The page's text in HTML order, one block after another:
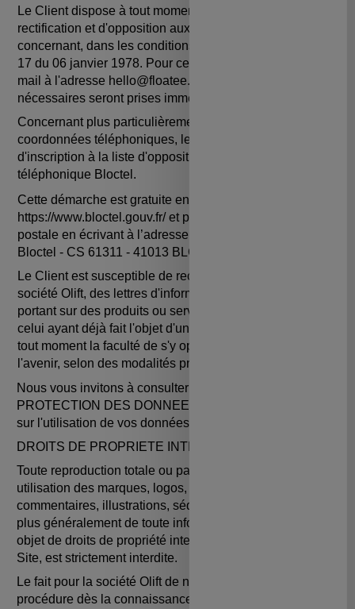
Le Client dispose à tout moment d'un droit d'accès, de
rectification et d'opposition aux données personnelles le
concernant, dans les conditions prévues par la loi n°78-
17 du 06 janvier 1978. Pour cela, il lui suffit d'envoyer un
mail à l'adresse hello@floatee.co et les dispositions
nécessaires seront prises immédiatement.
Concernant plus particulièrement le recueil des
coordonnées téléphoniques, le Client dispose d’un droit
d'inscription à la liste d'opposition au démarchage
téléphonique Bloctel.
Cette démarche est gratuite en ligne sur le site Internet
https://www.bloctel.gouv.fr/ et peut s’effectuer par voie
postale en écrivant à l’adresse Worldline - Service
Bloctel - CS 61311 - 41013 BLOIS Cedex
Le Client est susceptible de recevoir, de la part de la
société Olift, des lettres d'information ou des offres
portant sur des produits ou services analogues à ceux ou
celui ayant déjà fait l'objet d'une Commande. Il aura à
tout moment la faculté de s'y opposer sans frais pour
l'avenir, selon des modalités précisées à chaque envoi.
Nous vous invitons à consulter notre POLITIQUE DE
PROTECTION DES DONNEES pour plus d'informations
sur l'utilisation de vos données personnelles par Olift.
DROITS DE PROPRIETE INTELLECTUELLE
Toute reproduction totale ou partielle, modification ou
utilisation des marques, logos, photographies, textes,
commentaires, illustrations, séquences vidéo, sons et
plus généralement de toute information ou expression
objet de droits de propriété intellectuelle utilisée sur le
Site, est strictement interdite.
Le fait pour la société Olift de ne pas engager de
procédure dès la connaissance d’une reproduction,